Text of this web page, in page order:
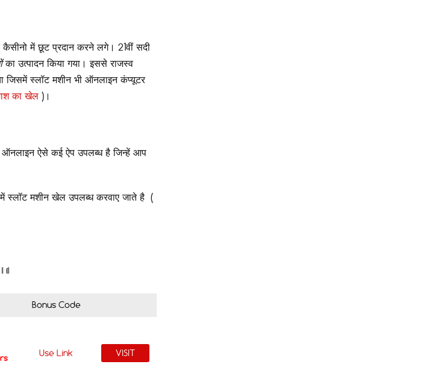
में छूट प्रदान करने लगे। 21वीं सदी
का उत्पादन किया गया। इससे राजस्व
स्लॉट मशीन भी ऑनलाइन कंप्यूटर
का खेल )।
ऑनलाइन ऐसे कई ऐप उपलब्ध है जिन्हें आप
स्लॉट मशीन खेल उपलब्ध करवाए जाते है (
Bonus Code
Use Link VISIT